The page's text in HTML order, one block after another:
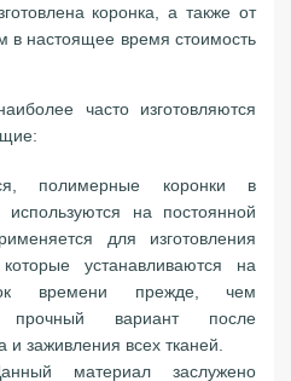
коронка, а также от
в настоящее время стоимость
часто изготовляются
полимерные коронки в
на постоянной
для изготовления
устанавливаются на
времени прежде, чем
прочный вариант после
заживления всех тканей.
материал заслужено